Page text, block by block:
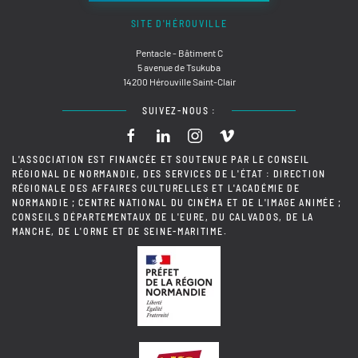
SITE D'HÉROUVILLE
Pentacle - Bâtiment C
5 avenue de Tsukuba
14200 Hérouville Saint-Clair
SUIVEZ-NOUS :
L'ASSOCIATION EST FINANCÉE ET SOUTENUE PAR LE CONSEIL
RÉGIONAL DE NORMANDIE, DES SERVICES DE L'ÉTAT : DIRECTION
RÉGIONALE DES AFFAIRES CULTURELLES ET L'ACADÉMIE DE
NORMANDIE ; CENTRE NATIONAL DU CINÉMA ET DE L'IMAGE ANIMÉE ;
CONSEILS DÉPARTEMENTAUX DE L'EURE, DU CALVADOS, DE LA
MANCHE, DE L'ORNE ET DE SEINE-MARITIME.